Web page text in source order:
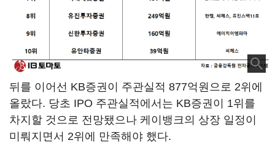
뒤를 이어선 KB증권이 주관실적 877억원으로 2위에
올랐다. 당초 IPO 주관실적에서는 KB증권이 1위를
차지할 것으로 전망됐으나 케이뱅크의 상장 일정이
미뤄지면서 2위에 만족해야 했다.